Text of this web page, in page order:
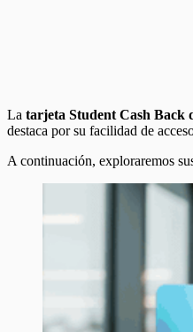
La tarjeta Student Cash Back
destaca por su facilidad de
A continuación, exploraremos